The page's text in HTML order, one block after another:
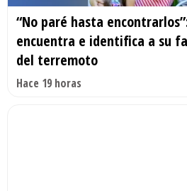
“No paré hasta
encuentra e identifica a su
del terremoto
Hace 19 horas